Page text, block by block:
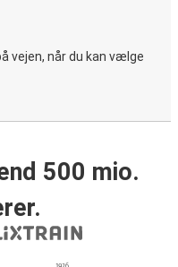
vejen, når du kan vælge
500 mio.